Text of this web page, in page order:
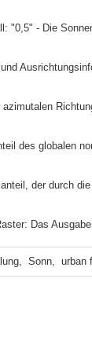
"0,5" - Die
azimutalen
des globalen
der durch
Das
Sonn,  urban